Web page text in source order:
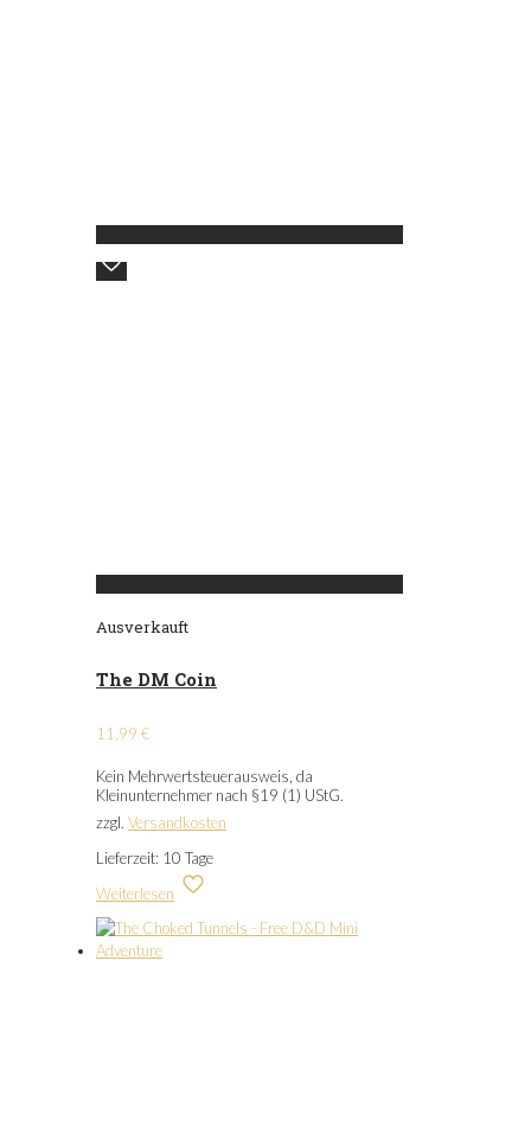
Ausverkauft
The DM Coin
11,99 €
Kein Mehrwertsteuerausweis, da
Kleinunternehmer nach §19 (1) UStG.
zzgl. Versandkosten
Lieferzeit: 10 Tage
Weiterlesen